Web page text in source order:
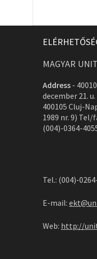
MAGYAR
Address -
december 21.
400105 Cluj-
1989 nr. 9) Tel/
(004)-0364-
Tel.: (004)-
E-mail:
Web: http://